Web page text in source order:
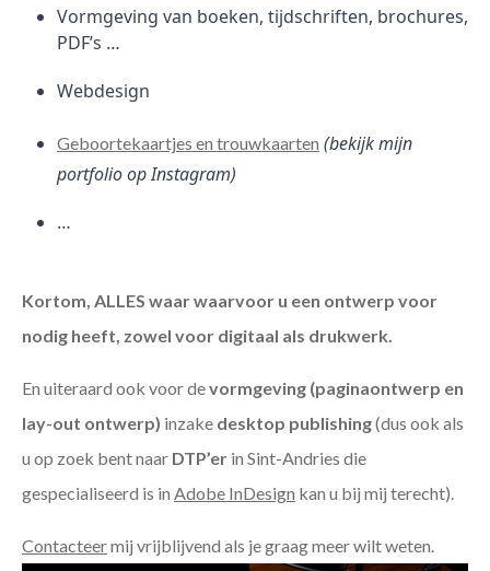
Vormgeving van boeken, tijdschriften, brochures,
PDF’s …
Webdesign
Geboortekaartjes en trouwkaarten (bekijk mijn
portfolio op Instagram)
…
Kortom, ALLES waar waarvoor u een ontwerp voor
nodig heeft, zowel voor digitaal als drukwerk.
En uiteraard ook voor devormgeving (paginaontwerp en
lay-out ontwerp) inzake desktop publishing(dus ook als
u op zoek bent naar DTP’er in Sint-Andries die
gespecialiseerd is in Adobe InDesign kan u bij mij terecht).
Contacteermij vrijblijvend als je graag meer wilt weten.